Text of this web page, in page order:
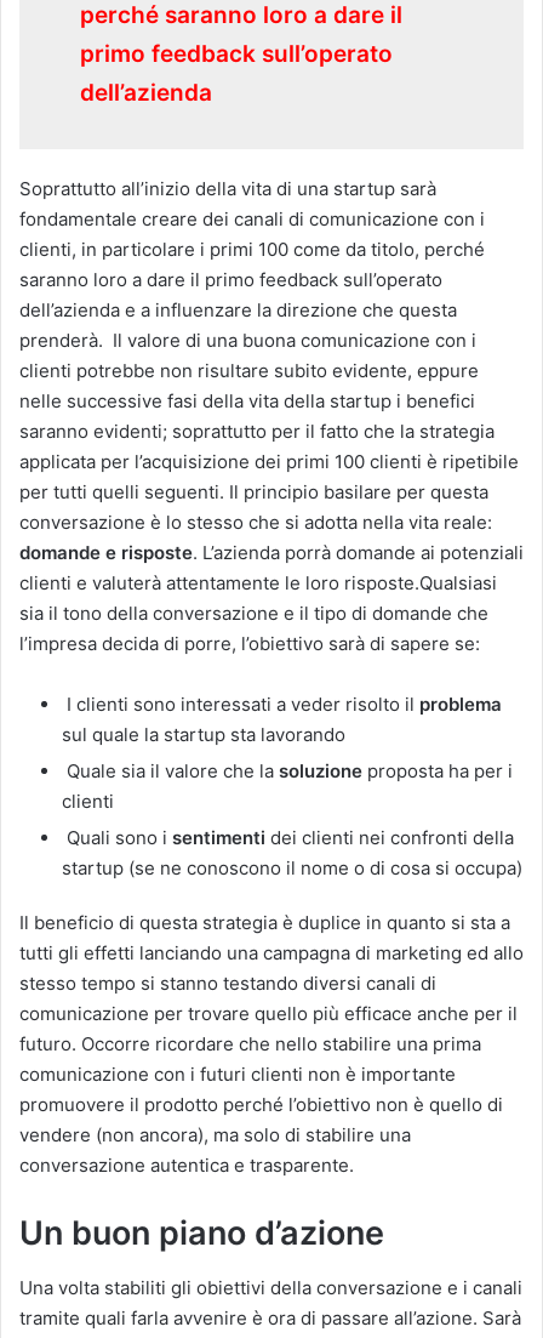
perché saranno loro a dare il
primo feedback sull’operato
dell’azienda
Soprattutto all’inizio della vita di una startup sarà
fondamentale creare dei canali di comunicazione con i
clienti, in particolare i primi 100 come da titolo, perché
saranno loro a dare il primo feedback sull’operato
dell’azienda e a influenzare la direzione che questa
prenderà. Il valore di una buona comunicazione con i
clienti potrebbe non risultare subito evidente, eppure
nelle successive fasi della vita della startup i benefici
saranno evidenti; soprattutto per il fatto che la strategia
applicata per l’acquisizione dei primi 100 clienti è ripetibile
per tutti quelli seguenti. Il principio basilare per questa
conversazione è lo stesso che si adotta nella vita reale:
domande e risposte. L’azienda porrà domande ai potenziali
clienti e valuterà attentamente le loro risposte.Qualsiasi
sia il tono della conversazione e il tipo di domande che
l’impresa decida di porre, l’obiettivo sarà di sapere se:
I clienti sono interessati a veder risolto il problema
sul quale la startup sta lavorando
Quale sia il valore che la soluzione proposta ha per i
clienti
Quali sono i sentimenti dei clienti nei confronti della
startup (se ne conoscono il nome o di cosa si occupa)
Il beneficio di questa strategia è duplice in quanto si sta a
tutti gli effetti lanciando una campagna di marketing ed allo
stesso tempo si stanno testando diversi canali di
comunicazione per trovare quello più efficace anche per il
futuro. Occorre ricordare che nello stabilire una prima
comunicazione con i futuri clienti non è importante
promuovere il prodotto perché l’obiettivo non è quello di
vendere (non ancora), ma solo di stabilire una
conversazione autentica e trasparente.
Un buon piano d’azione
Una volta stabiliti gli obiettivi della conversazione e i canali
tramite quali farla avvenire è ora di passare all’azione. Sarà